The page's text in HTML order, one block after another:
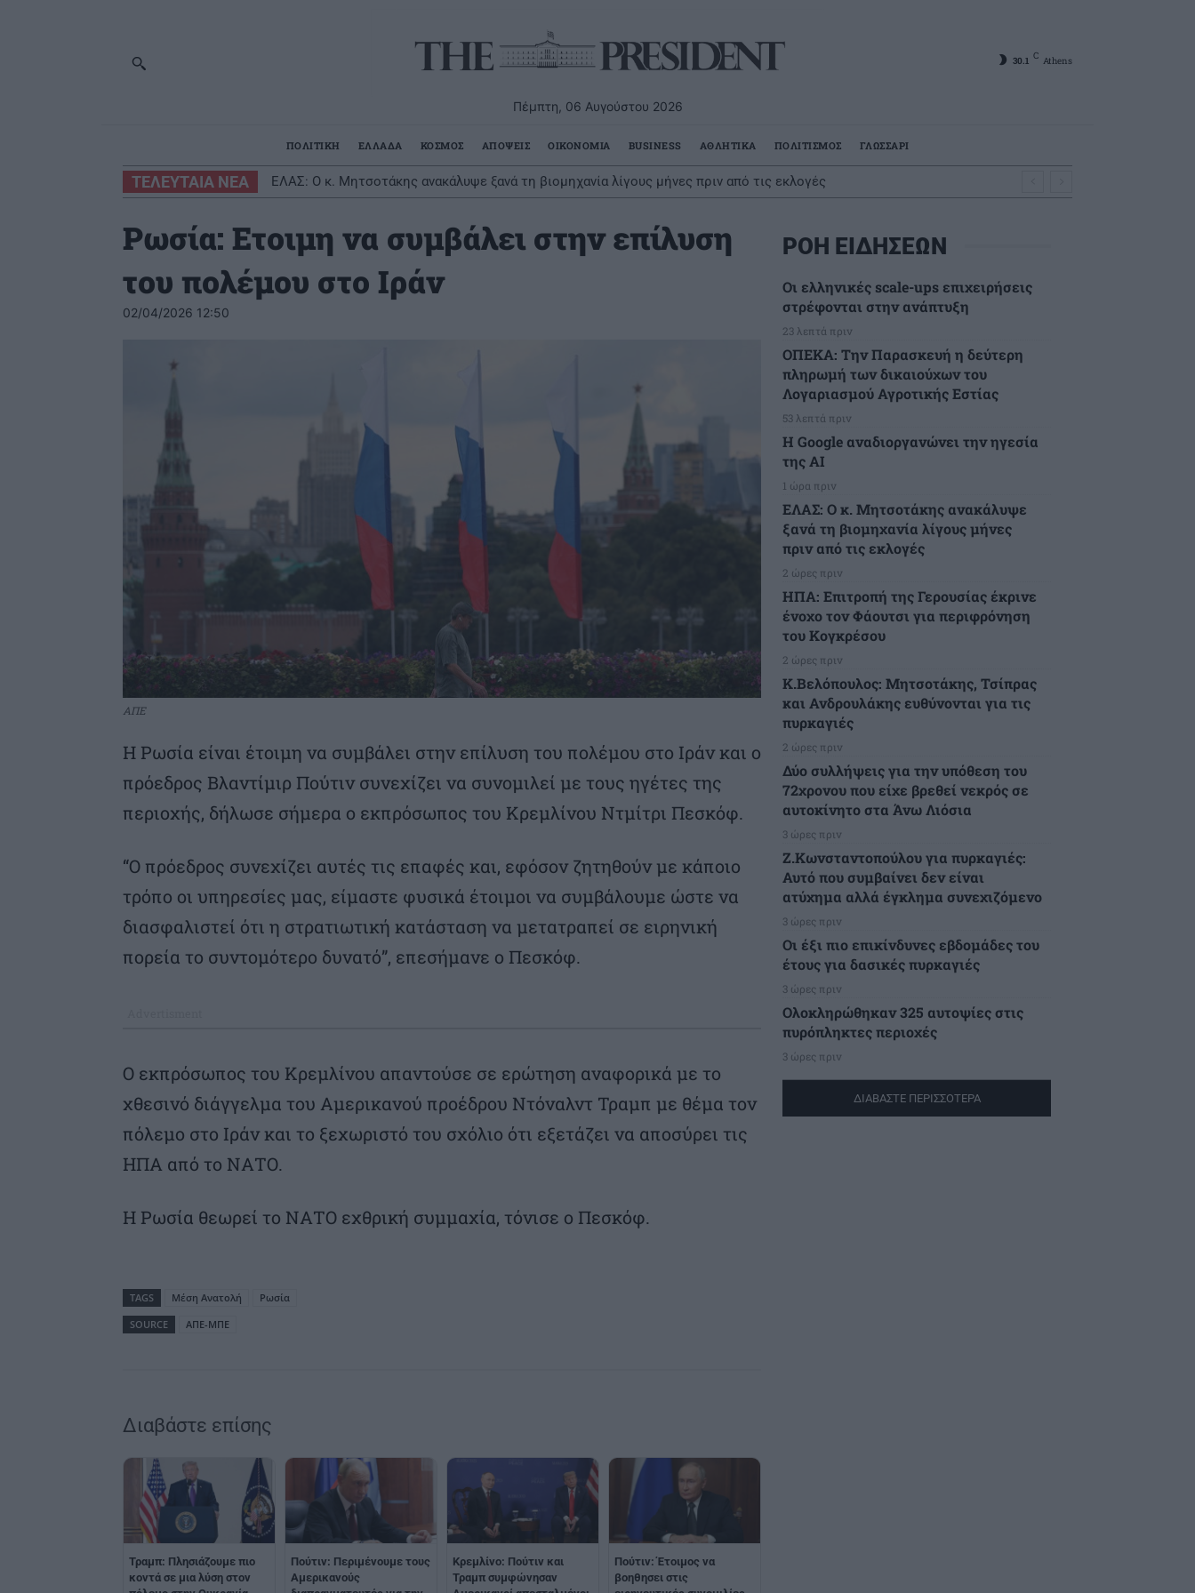
Πέμπτη, 06 Αυγούστου 2026
30.1 C Athens
ΠΟΛΙΤΙΚΗ ΕΛΛΑΔΑ ΚΟΣΜΟΣ ΑΠΟΨΕΙΣ ΟΙΚΟΝΟΜΙΑ BUSINESS ΑΘΛΗΤΙΚΑ ΠΟΛΙΤΙΣΜΟΣ ΓΛΩΣΣΑΡΙ
ΤΕΛΕΥΤΑΙΑ ΝΕΑ ΕΛΑΣ: Ο κ. Μητσοτάκης ανακάλυψε ξανά τη βιομηχανία λίγους μήνες πριν από τις εκλογές
Ρωσία: Eτοιμη να συμβάλει στην επίλυση
του πολέμου στο Ιράν
02/04/2026 12:50
ΑΠΕ
Η Ρωσία είναι έτοιμη να συμβάλει στην επίλυση του πολέμου στο Ιράν και ο
πρόεδρος Βλαντίμιρ Πούτιν συνεχίζει να συνομιλεί με τους ηγέτες της
περιοχής, δήλωσε σήμερα ο εκπρόσωπος του Κρεμλίνου Ντμίτρι Πεσκόφ.
“Ο πρόεδρος συνεχίζει αυτές τις επαφές και, εφόσον ζητηθούν με κάποιο
τρόπο οι υπηρεσίες μας, είμαστε φυσικά έτοιμοι να συμβάλουμε ώστε να
διασφαλιστεί ότι η στρατιωτική κατάσταση να μετατραπεί σε ειρηνική
πορεία το συντομότερο δυνατό”, επεσήμανε ο Πεσκόφ.
Ο εκπρόσωπος του Κρεμλίνου απαντούσε σε ερώτηση αναφορικά με το
χθεσινό διάγγελμα του Αμερικανού προέδρου Ντόναλντ Τραμπ με θέμα τον
πόλεμο στο Ιράν και το ξεχωριστό του σχόλιο ότι εξετάζει να αποσύρει τις
ΗΠΑ από το ΝΑΤΟ.
Η Ρωσία θεωρεί το ΝΑΤΟ εχθρική συμμαχία, τόνισε ο Πεσκόφ.
TAGS Μέση Ανατολή
Ρωσία
SOURCE
ΑΠΕ-ΜΠΕ
Διαβάστε επίσης
Τραμπ: Πλησιάζουμε πιο
κοντά σε μια λύση στον
Πούτιν: Περιμένουμε τους
Αμερικανούς
Κρεμλίνο: Πούτιν και
Τραμπ συμφώνησαν
Πούτιν: Έτοιμος να
βοηθησει στις
ΡΟΗ ΕΙΔΗΣΕΩΝ
Οι ελληνικές scale-ups επιχειρήσεις
στρέφονται στην ανάπτυξη
23 λεπτά πριν
ΟΠΕΚΑ: Την Παρασκευή η δεύτερη
πληρωμή των δικαιούχων του
Λογαριασμού Αγροτικής Εστίας
53 λεπτά πριν
H Google αναδιοργανώνει την ηγεσία
της AI
1 ώρα πριν
ΕΛΑΣ: Ο κ. Μητσοτάκης ανακάλυψε
ξανά τη βιομηχανία λίγους μήνες
πριν από τις εκλογές
2 ώρες πριν
ΗΠΑ: Επιτροπή της Γερουσίας έκρινε
ένοχο τον Φάουτσι για περιφρόνηση
του Κογκρέσου
2 ώρες πριν
K.Βελόπουλος: Μητσοτάκης, Τσίπρας
και Ανδρουλάκης ευθύνονται για τις
πυρκαγιές
2 ώρες πριν
Δύο συλλήψεις για την υπόθεση του
72χρονου που είχε βρεθεί νεκρός σε
αυτοκίνητο στα Άνω Λιόσια
3 ώρες πριν
Ζ.Κωνσταντοπούλου για πυρκαγιές:
Αυτό που συμβαίνει δεν είναι
ατύχημα αλλά έγκλημα συνεχιζόμενο
3 ώρες πριν
Οι έξι πιο επικίνδυνες εβδομάδες του
έτους για δασικές πυρκαγιές
3 ώρες πριν
Ολοκληρώθηκαν 325 αυτοψίες στις
πυρόπληκτες περιοχές
3 ώρες πριν
ΔΙΑΒΑΣΤΕ ΠΕΡΙΣΣΟΤΕΡΑ